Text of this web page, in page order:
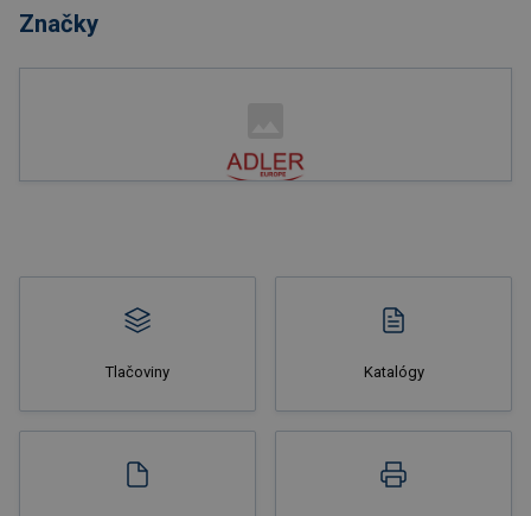
Značky
Tlačoviny Katalógy